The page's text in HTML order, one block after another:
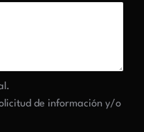
de información y/o